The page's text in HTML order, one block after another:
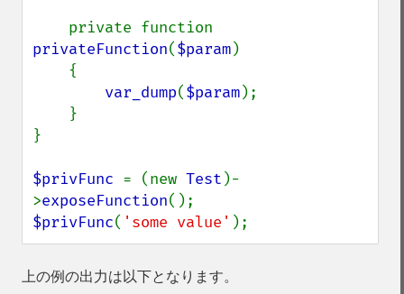
privateFunction($param)
var_dump($param);
}
$privFunc = (new Test )-
>exposeFunction
$privFunc( 'some value' );
上の例の出力は以下となります。